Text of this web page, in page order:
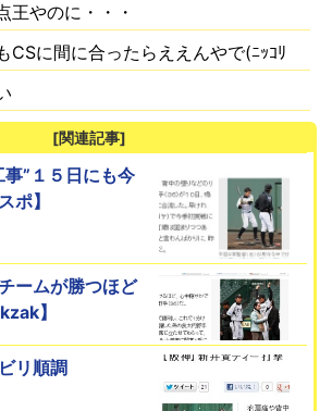
王やのに・・・
CSに間に合ったらええんやで(ﾆｯｺﾘ
[関連記事]
”１５日にも今
ポ】
ームが勝つほど
】
リ順調